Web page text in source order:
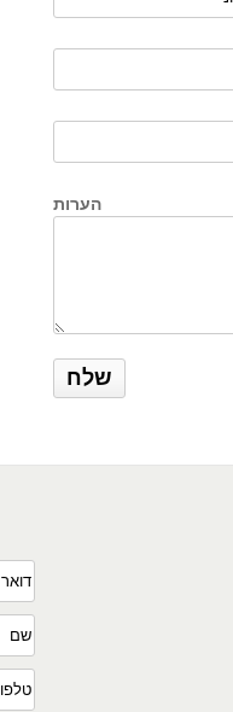
הערות